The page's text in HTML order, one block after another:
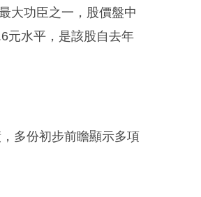
大功臣之一，股價盤中
元水平，是該股自去年
多份初步前瞻顯示多項